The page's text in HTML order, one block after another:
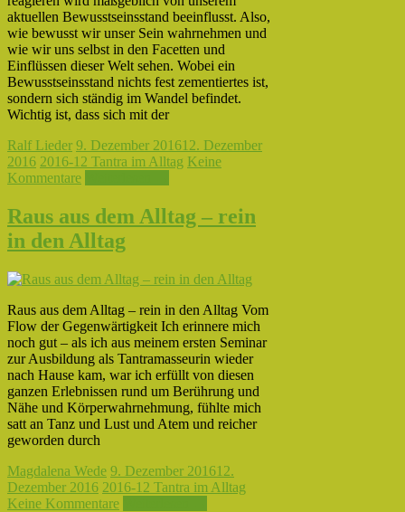
aktuellen Bewusstseinsstand beeinflusst. Also,
wie bewusst wir unser Sein wahrnehmen und
wie wir uns selbst in den Facetten und
Einflüssen dieser Welt sehen. Wobei ein
Bewusstseinsstand nichts fest zementiertes ist,
sondern sich ständig im Wandel befindet.
Wichtig ist, dass sich mit der
Ralf Lieder 9. Dezember 201612. Dezember
2016 2016-12 Tantra im Alltag Keine
Kommentare
Raus aus dem Alltag – rein
in den Alltag
Raus aus dem Alltag – rein in den Alltag Vom
Flow der Gegenwärtigkeit Ich erinnere mich
noch gut – als ich aus meinem ersten Seminar
zur Ausbildung als Tantramasseurin wieder
nach Hause kam, war ich erfüllt von diesen
ganzen Erlebnissen rund um Berührung und
Nähe und Körperwahrnehmung, fühlte mich
satt an Tanz und Lust und Atem und reicher
geworden durch
Magdalena Wede 9. Dezember 201612.
Dezember 2016 2016-12 Tantra im Alltag
Keine Kommentare